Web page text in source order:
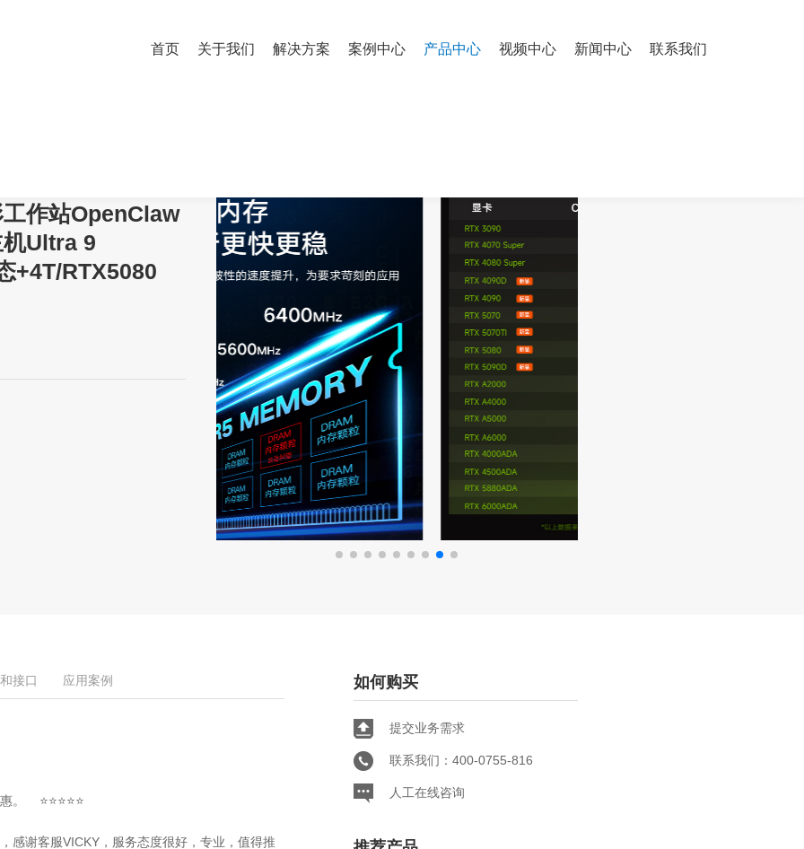
首页 关于我们 解决方案 案例中心 产品中心 视频中心 新闻中心 联系我们
作站OpenClaw
Ultra 9
+4T/RTX5080
接口 应用案例
。 ⭐⭐⭐⭐⭐
谢客服VICKY，服务态度很好，专业，值得推
如何购买
提交业务需求
联系我们：400-0755-816
人工在线咨询